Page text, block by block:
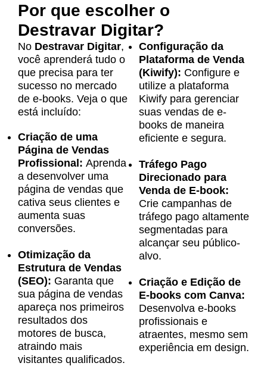
Por que escolher o
Destravar Digitar?
No Destravar Digitar,
você aprenderá tudo o
que precisa para ter
sucesso no mercado
de e-books. Veja o que
está incluído:
Criação de uma
Página de Vendas
Profissional: Aprenda
a desenvolver uma
página de vendas que
cativa seus clientes e
aumenta suas
conversões.
Otimização da
Estrutura de Vendas
(SEO): Garanta que
sua página de vendas
apareça nos primeiros
resultados dos
motores de busca,
atraindo mais
visitantes qualificados.
Configuração da
Plataforma de Venda
(Kiwify): Configure e
utilize a plataforma
Kiwify para gerenciar
suas vendas de e-
books de maneira
eficiente e segura.
Tráfego Pago
Direcionado para
Venda de E-book:
Crie campanhas de
tráfego pago altamente
segmentadas para
alcançar seu público-
alvo.
Criação e Edição de
E-books com Canva:
Desenvolva e-books
profissionais e
atraentes, mesmo sem
experiência em design.